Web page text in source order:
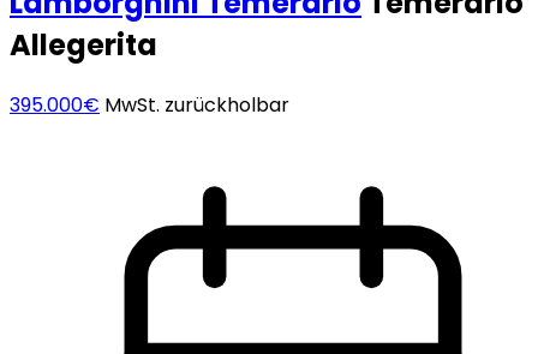
Allegerita
395.000€ MwSt. zurückholbar